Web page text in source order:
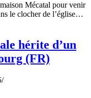
Mécatal pour venir
le clocher de l’église…
hérite d’un
(FR)